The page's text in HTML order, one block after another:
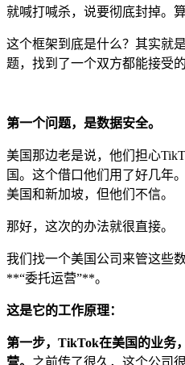
就喊打喊杀，说要彻底封掉。
这个框架到底是什么？其实就
题，找到了一个双方都能接受
第一个问题，是数据安全。
美国那边老是说，他们担心
国。这个借口他们用了好几年
美国和新加坡，但他们不信。
那好，这次的办法就很直接。
我们找一个美国公司来管这些
**“委托运营”**。
这是它的工作原理：
第一步，TikTok在美国的业务
营。 之前传了很久，这个公司